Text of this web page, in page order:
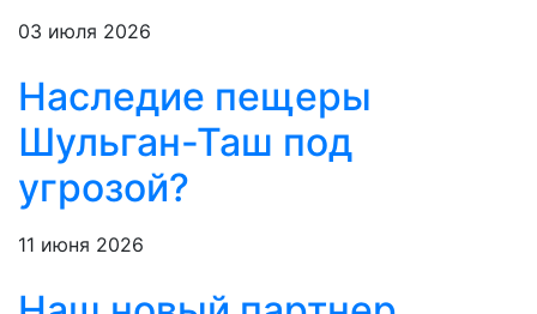
03 июля 2026
Наследие пещеры
Шульган-Таш под
угрозой?
11 июня 2026